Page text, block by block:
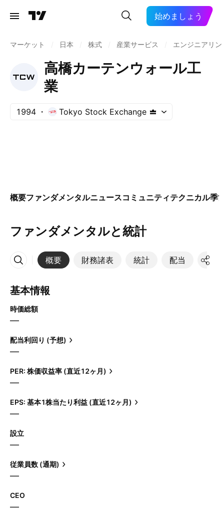
始めましょう
マーケット 日本 株式 産業サービス エンジニアリ
高橋カーテンウォール工
業
1994 Tokyo Stock Exchange
概要ファンダメンタルニュースコミュニティテクニカル季
ファンダメンタルと統計
概要 財務諸表 統計 配当 決算
その他
基本情報
時価総額
—
配当利回り (予想)
—
PER: 株価収益率 (直近12ヶ月)
—
EPS: 基本1株当たり利益 (直近12ヶ月)
—
設立
—
従業員数 (通期)
—
CEO
—